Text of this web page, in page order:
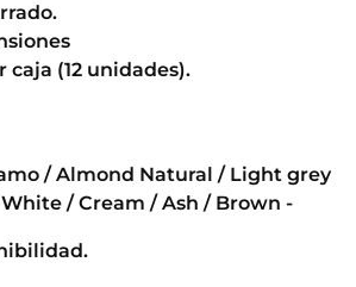
caja (12 unidades).
/ Almond Natural / Light grey
/ Cream / Ash / Brown -